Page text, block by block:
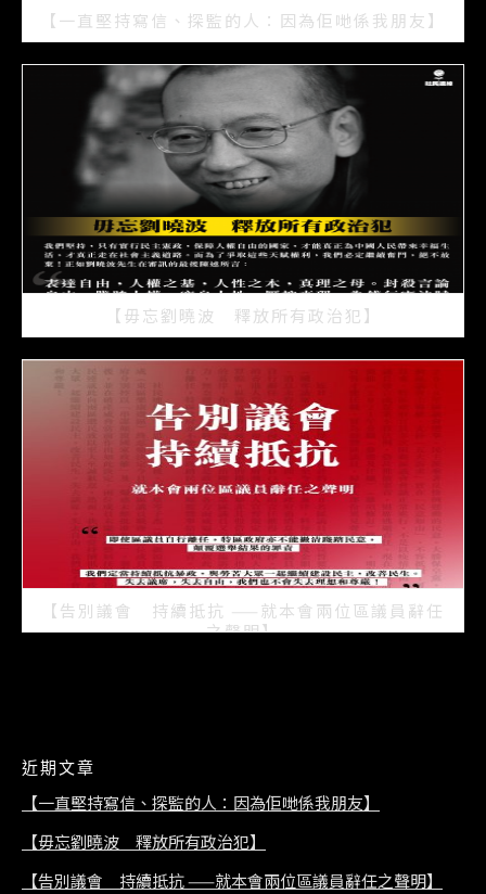
【一直堅持寫信、探監的人：因為佢哋係我朋友】
2021/07/15
【毋忘劉曉波 釋放所有政治犯】
【告別議會 持續抵抗 ——就本會兩位區議員辭任
之聲明】
近期文章
【一直堅持寫信、探監的人：因為佢哋係我朋友】
【毋忘劉曉波 釋放所有政治犯】
【告別議會 持續抵抗 ——就本會兩位區議員辭任之聲明】